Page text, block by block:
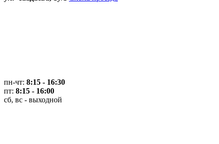
пн-чт: 8:15 - 16:30
пт: 8:15 - 16:00
сб, вс - выходной